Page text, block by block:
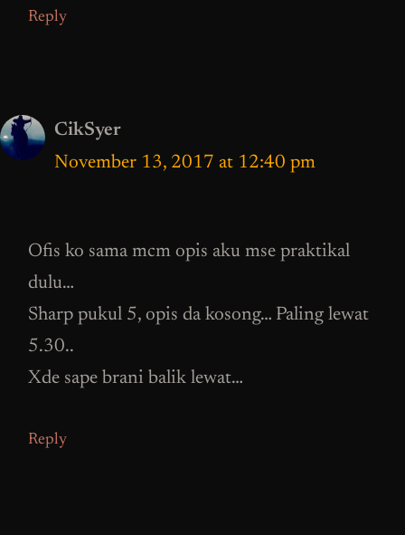
Reply
CikSyer
November 13, 2017 at 12:40 pm
Ofis ko sama mcm opis aku mse praktikal
dulu…
Sharp pukul 5, opis da kosong… Paling lewat
5.30..
Xde sape brani balik lewat…
Reply